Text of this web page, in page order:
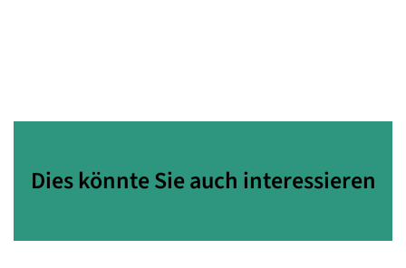
Dies könnte Sie auch interessieren